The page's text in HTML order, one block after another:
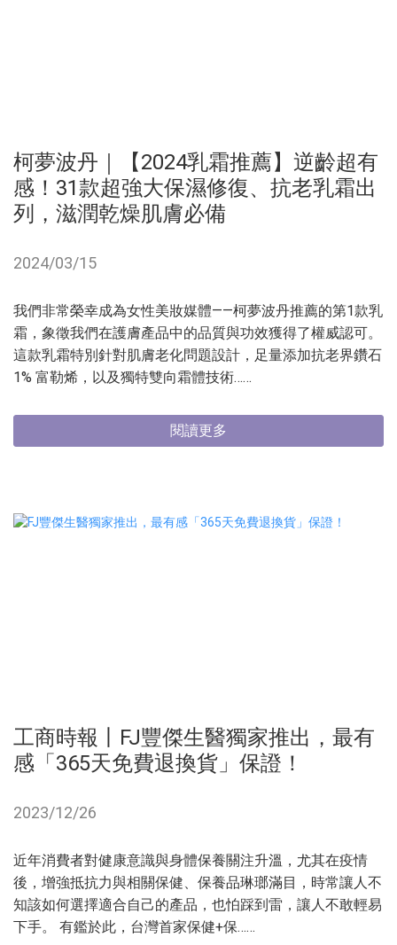
柯夢波丹｜【2024乳霜推薦】逆齡超有
感！31款超強大保濕修復、抗老乳霜出
列，滋潤乾燥肌膚必備
2024/03/15
我們非常榮幸成為女性美妝媒體——柯夢波丹推薦的第1款乳
霜，象徵我們在護膚產品中的品質與功效獲得了權威認可。
這款乳霜特別針對肌膚老化問題設計，足量添加抗老界鑽石
1% 富勒烯，以及獨特雙向霜體技術……
閱讀更多
工商時報丨FJ豐傑生醫獨家推出，最有
感「365天免費退換貨」保證！
2023/12/26
近年消費者對健康意識與身體保養關注升溫，尤其在疫情
後，增強抵抗力與相關保健、保養品琳瑯滿目，時常讓人不
知該如何選擇適合自己的產品，也怕踩到雷，讓人不敢輕易
下手。 有鑑於此，台灣首家保健+保……